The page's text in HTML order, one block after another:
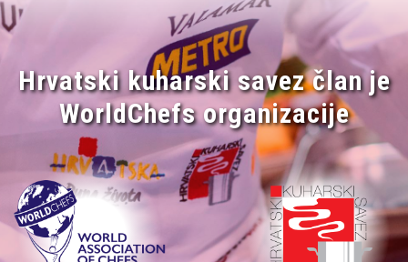
Hrvatski kuharski savez član je
WorldChefs organizacije